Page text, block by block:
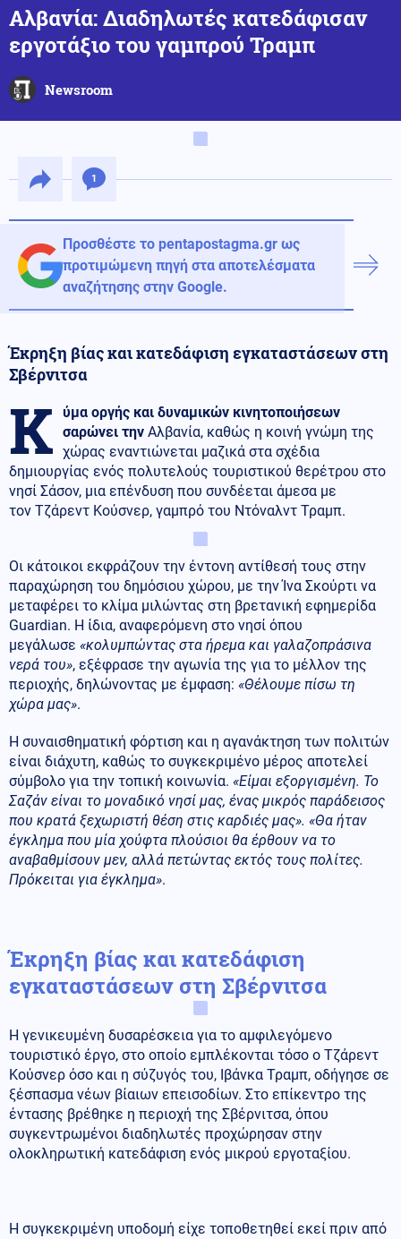
Αλβανία: Διαδηλωτές κατεδάφισαν
εργοτάξιο του γαμπρού Τραμπ
Newsroom
1
Προσθέστε το pentapostagma.gr ως
προτιμώμενη πηγή στα αποτελέσματα
αναζήτησης στην Google.
Έκρηξη βίας και κατεδάφιση εγκαταστάσεων στη
Σβέρνιτσα
Κ ύμα οργής και δυναμικών κινητοποιήσεων
σαρώνει την Αλβανία, καθώς η κοινή γνώμη της
χώρας εναντιώνεται μαζικά στα σχέδια
δημιουργίας ενός πολυτελούς τουριστικού θερέτρου στο
νησί Σάσον, μια επένδυση που συνδέεται άμεσα με
τον Τζάρεντ Κούσνερ, γαμπρό του Ντόναλντ Τραμπ.
Οι κάτοικοι εκφράζουν την έντονη αντίθεσή τους στην
παραχώρηση του δημόσιου χώρου, με την Ίνα Σκούρτι να
μεταφέρει το κλίμα μιλώντας στη βρετανική εφημερίδα
Guardian. Η ίδια, αναφερόμενη στο νησί όπου
μεγάλωσε «κολυμπώντας στα ήρεμα και γαλαζοπράσινα
νερά του», εξέφρασε την αγωνία της για το μέλλον της
περιοχής, δηλώνοντας με έμφαση: «Θέλουμε πίσω τη
χώρα μας».
Η συναισθηματική φόρτιση και η αγανάκτηση των πολιτών
είναι διάχυτη, καθώς το συγκεκριμένο μέρος αποτελεί
σύμβολο για την τοπική κοινωνία. «Είμαι εξοργισμένη. Το
Σαζάν είναι το μοναδικό νησί μας, ένας μικρός παράδεισος
που κρατά ξεχωριστή θέση στις καρδιές μας». «Θα ήταν
έγκλημα που μία χούφτα πλούσιοι θα έρθουν να το
αναβαθμίσουν μεν, αλλά πετώντας εκτός τους πολίτες.
Πρόκειται για έγκλημα».
Έκρηξη βίας και κατεδάφιση
εγκαταστάσεων στη Σβέρνιτσα
Η γενικευμένη δυσαρέσκεια για το αμφιλεγόμενο
τουριστικό έργο, στο οποίο εμπλέκονται τόσο ο Τζάρεντ
Κούσνερ όσο και η σύζυγός του, Ιβάνκα Τραμπ, οδήγησε σε
ξέσπασμα νέων βίαιων επεισοδίων. Στο επίκεντρο της
έντασης βρέθηκε η περιοχή της Σβέρνιτσα, όπου
συγκεντρωμένοι διαδηλωτές προχώρησαν στην
ολοκληρωτική κατεδάφιση ενός μικρού εργοταξίου.
Η συγκεκριμένη υποδομή είχε τοποθετηθεί εκεί πριν από